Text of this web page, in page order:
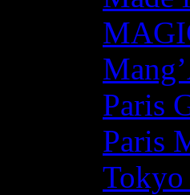
Paris
Paris